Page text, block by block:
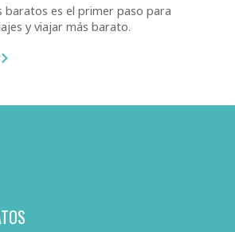
baratos es el primer paso para
y viajar más barato.